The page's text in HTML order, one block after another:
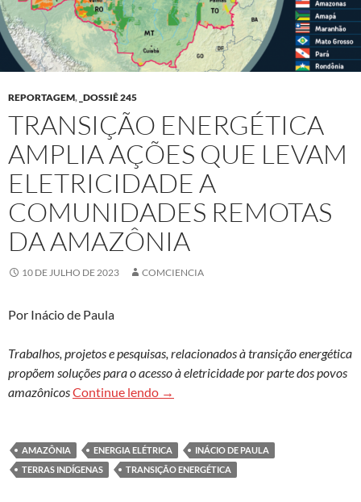
REPORTAGEM, _DOSSIÊ 245
TRANSIÇÃO ENERGÉTICA
AMPLIA AÇÕES QUE LEVAM
ELETRICIDADE A
COMUNIDADES REMOTAS
DA AMAZÔNIA
10 DE JULHO DE 2023 COMCIENCIA
Por Inácio de Paula
Trabalhos, projetos e pesquisas, relacionados à transição energética
propõem soluções para o acesso à eletricidade por parte dos povos
amazônicosContinue lendo Transição energética amplia ações
→
AMAZÔNIA ENERGIA ELÉTRICA
INÁCIO DE PAULA
TERRAS INDÍGENAS
TRANSIÇÃO ENERGÉTICA